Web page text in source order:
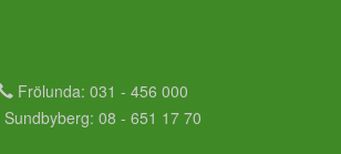
Frölunda: 031 - 456 000
Sundbyberg: 08 - 651 17 70